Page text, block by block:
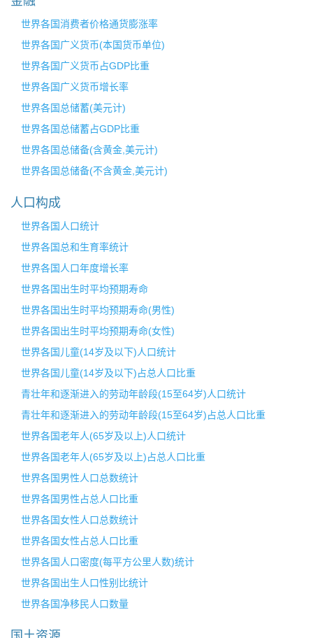
世界各国消费者价格通货膨涨率
世界各国广义货币(本国货币单位)
世界各国广义货币占GDP比重
世界各国广义货币增长率
世界各国总储蓄(美元计)
世界各国总储蓄占GDP比重
世界各国总储备(含黄金,美元计)
世界各国总储备(不含黄金,美元计)
人口构成
世界各国人口统计
世界各国总和生育率统计
世界各国人口年度增长率
世界各国出生时平均预期寿命
世界各国出生时平均预期寿命(男性)
世界各国出生时平均预期寿命(女性)
世界各国儿童(14岁及以下)人口统计
世界各国儿童(14岁及以下)占总人口比重
青壮年和逐渐进入的劳动年龄段(15至64岁)人口统计
青壮年和逐渐进入的劳动年龄段(15至64岁)占总人口比重
世界各国老年人(65岁及以上)人口统计
世界各国老年人(65岁及以上)占总人口比重
世界各国男性人口总数统计
世界各国男性占总人口比重
世界各国女性人口总数统计
世界各国女性占总人口比重
世界各国人口密度(每平方公里人数)统计
世界各国出生人口性别比统计
世界各国净移民人口数量